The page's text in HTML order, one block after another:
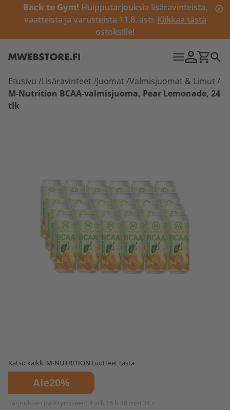
Back to Gym! Huipputarjouksia lisäravinteista,
vaatteista ja varusteista 11.8. asti. Klikkaa tästä
ostoksille!
Etusivu /Lisäravinteet /Juomat /Valmisjuomat & Limut /
M-Nutrition BCAA-valmisjuoma, Pear Lemonade, 24
tlk
Katso kaikki M-NUTRITION tuotteet tästä
Ale20%
Tarjouksen päättymiseen: 4 vrk 15 h 48 min 34 s